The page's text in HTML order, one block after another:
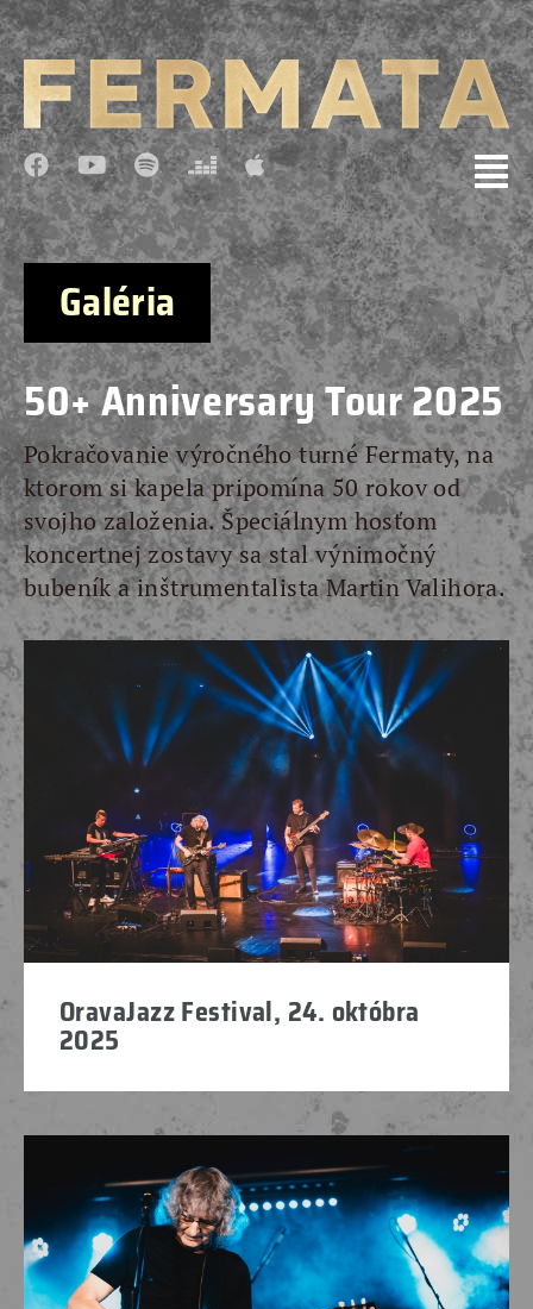
Galéria
50+ Anniversary Tour 2025
Pokračovanie výročného turné Fermaty, na
ktorom si kapela pripomína 50 rokov od
svojho založenia. Špeciálnym hosťom
koncertnej zostavy sa stal výnimočný
bubeník a inštrumentalista Martin Valihora.
OravaJazz Festival, 24. októbra
2025